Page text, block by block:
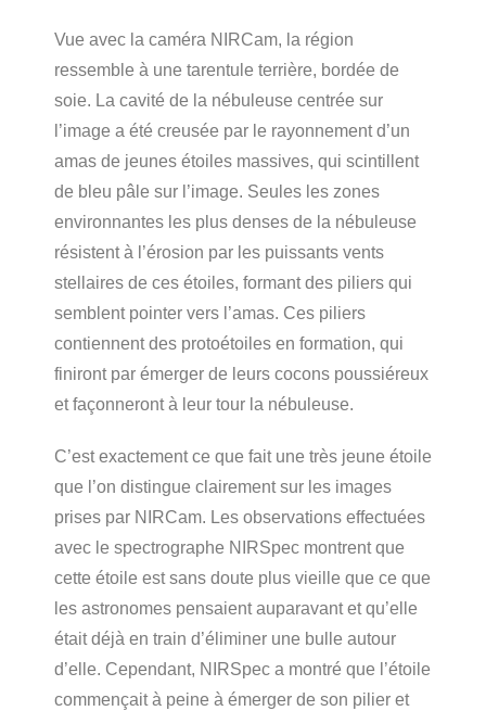
Vue avec la caméra NIRCam, la région
ressemble à une tarentule terrière, bordée de
soie. La cavité de la nébuleuse centrée sur
l’image a été creusée par le rayonnement d’un
amas de jeunes étoiles massives, qui scintillent
de bleu pâle sur l’image. Seules les zones
environnantes les plus denses de la nébuleuse
résistent à l’érosion par les puissants vents
stellaires de ces étoiles, formant des piliers qui
semblent pointer vers l’amas. Ces piliers
contiennent des protoétoiles en formation, qui
finiront par émerger de leurs cocons poussiéreux
et façonneront à leur tour la nébuleuse.
C’est exactement ce que fait une très jeune étoile
que l’on distingue clairement sur les images
prises par NIRCam. Les observations effectuées
avec le spectrographe NIRSpec montrent que
cette étoile est sans doute plus vieille que ce que
les astronomes pensaient auparavant et qu’elle
était déjà en train d’éliminer une bulle autour
d’elle. Cependant, NIRSpec a montré que l’étoile
commençait à peine à émerger de son pilier et